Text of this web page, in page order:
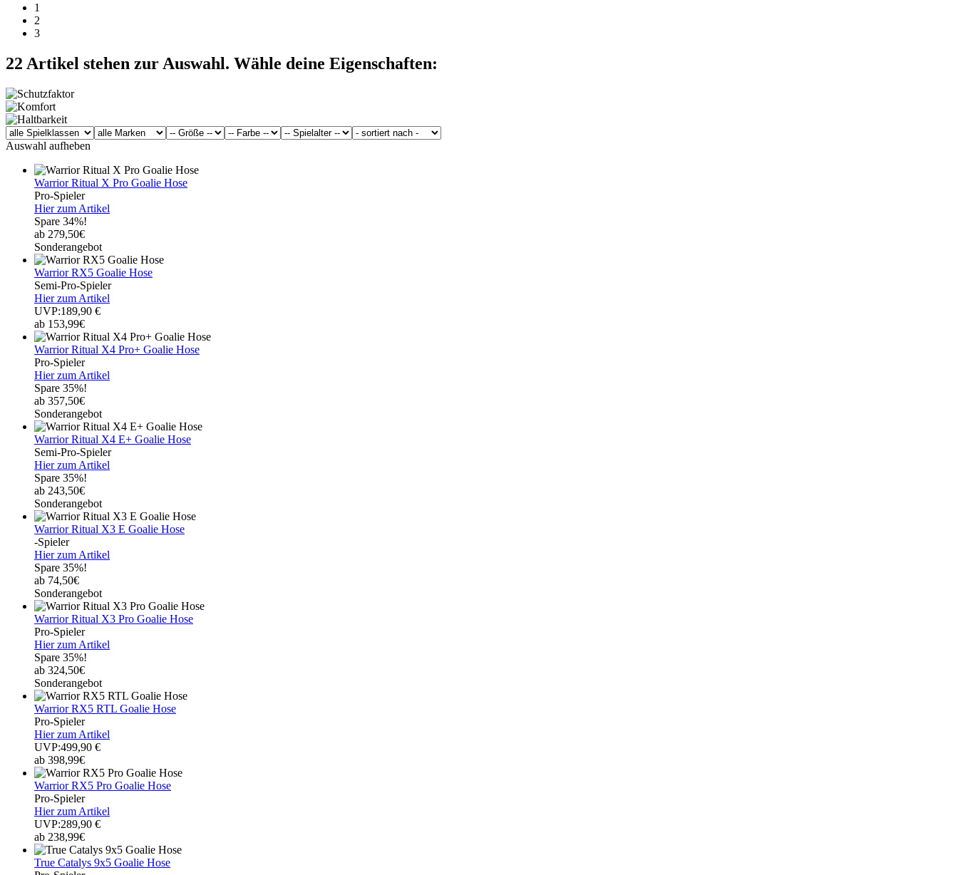
1
2
3
22 Artikel stehen zur Auswahl. Wähle deine Eigenschaften:
Auswahl aufheben
Warrior Ritual X Pro Goalie Hose
Pro-Spieler
Hier zum Artikel
Spare 34%!
ab 279,50€
Sonderangebot
Warrior RX5 Goalie Hose
Semi-Pro-Spieler
Hier zum Artikel
UVP:189,90 €
ab 153,99€
Warrior Ritual X4 Pro+ Goalie Hose
Pro-Spieler
Hier zum Artikel
Spare 35%!
ab 357,50€
Sonderangebot
Warrior Ritual X4 E+ Goalie Hose
Semi-Pro-Spieler
Hier zum Artikel
Spare 35%!
ab 243,50€
Sonderangebot
Warrior Ritual X3 E Goalie Hose
-Spieler
Hier zum Artikel
Spare 35%!
ab 74,50€
Sonderangebot
Warrior Ritual X3 Pro Goalie Hose
Pro-Spieler
Hier zum Artikel
Spare 35%!
ab 324,50€
Sonderangebot
Warrior RX5 RTL Goalie Hose
Pro-Spieler
Hier zum Artikel
UVP:499,90 €
ab 398,99€
Warrior RX5 Pro Goalie Hose
Pro-Spieler
Hier zum Artikel
UVP:289,90 €
ab 238,99€
True Catalys 9x5 Goalie Hose